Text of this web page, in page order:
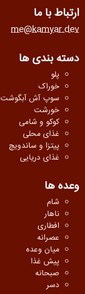
ارتباط با ما
me@kamyar.dev
دسته بندی ها
پلو
خوراک
سوپ آش آبگوشت
خورشت
کوکو و شامی
غذای محلی
پیتزا و ساندویچ
غذای دریایی
وعده ها
شام
ناهار
افطاری
عصرانه
میان وعده
پیش غذا
صبحانه
دسر